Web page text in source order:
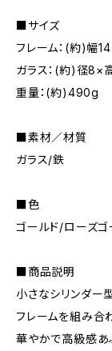
■サイズ
フレーム：(約)幅
ガラス：(約)径8×
重量：(約)490g
■素材／材質
ガラス/鉄
■色
ゴールド/ローズゴ
■商品説明
小さなシリンダー
フレームを組み合
華やかで高級感あ